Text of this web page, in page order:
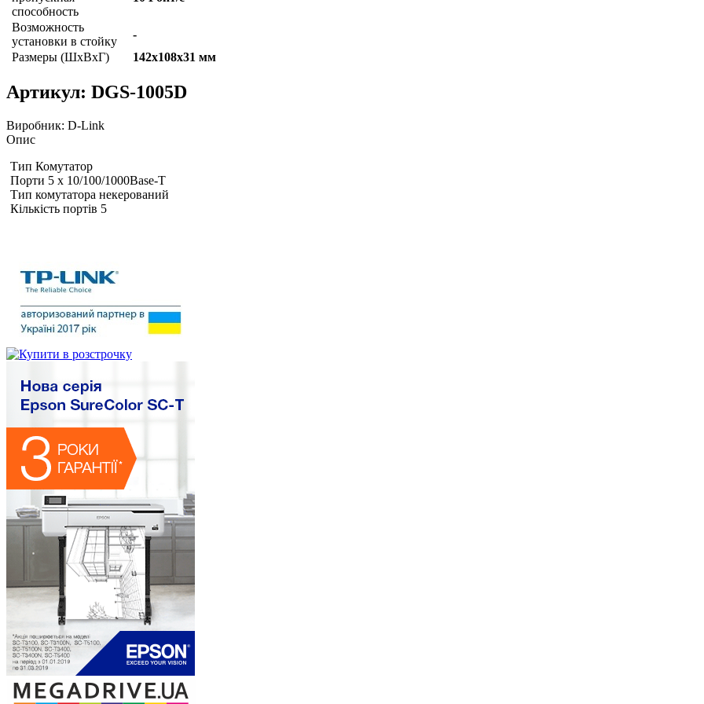
способность
Возможность
установки в стойку
-
Размеры (ШxВxГ)
142x108x31 мм
Артикул: DGS-1005D
Виробник: D-Link
Опис
Тип Комутатор
Порти 5 x 10/100/1000Base-T
Тип комутатора некерований
Кількість портів 5